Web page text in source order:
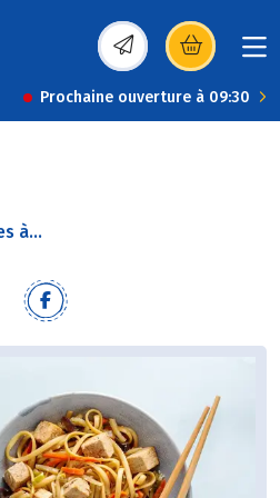
(s’ouvre dans une
Prochaine ouverture à 09:30
à...